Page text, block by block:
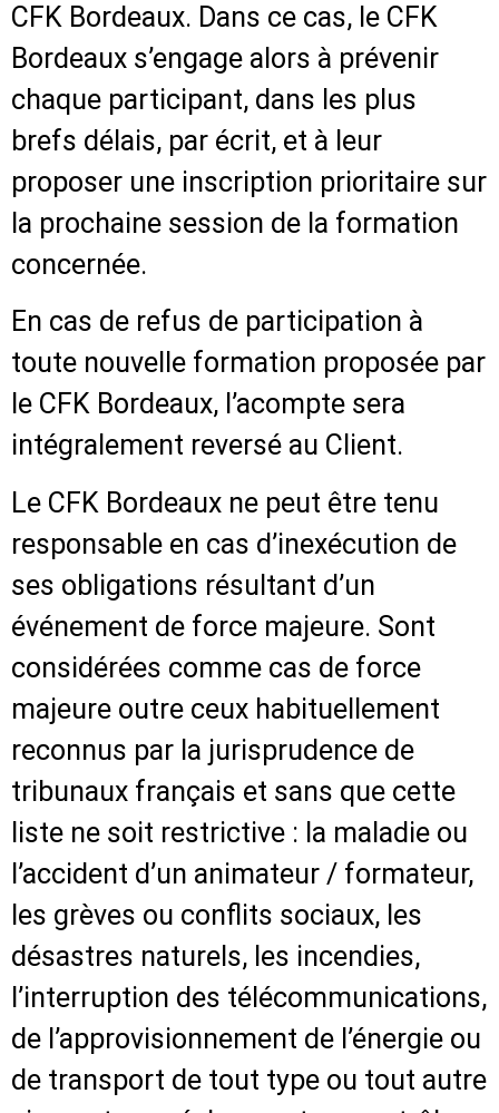
CFK Bordeaux. Dans ce cas, le CFK
Bordeaux s’engage alors à prévenir
chaque participant, dans les plus
brefs délais, par écrit, et à leur
proposer une inscription prioritaire sur
la prochaine session de la formation
concernée.
En cas de refus de participation à
toute nouvelle formation proposée par
le CFK Bordeaux, l’acompte sera
intégralement reversé au Client.
Le CFK Bordeaux ne peut être tenu
responsable en cas d’inexécution de
ses obligations résultant d’un
événement de force majeure. Sont
considérées comme cas de force
majeure outre ceux habituellement
reconnus par la jurisprudence de
tribunaux français et sans que cette
liste ne soit restrictive : la maladie ou
l’accident d’un animateur / formateur,
les grèves ou conflits sociaux, les
désastres naturels, les incendies,
l’interruption des télécommunications,
de l’approvisionnement de l’énergie ou
de transport de tout type ou tout autre